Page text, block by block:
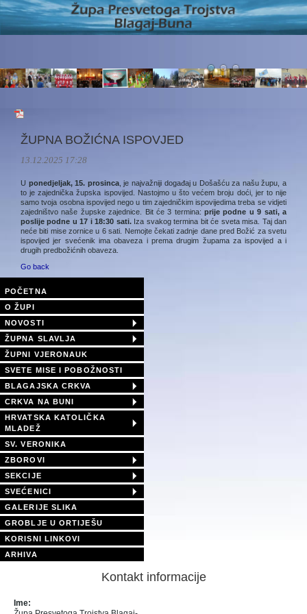
ŽUPNA BOŽIĆNA ISPOVJED
13.12.2025 17:28
U ponedjeljak, 15. prosinca, je najvažniji događaj u Došašću za našu župu, a
to je zajednička župska ispovijed. Nastojmo u što većem broju doći, jer to nije
samo tvoja osobna ispovijed nego u tim zajedničkim ispovijedima treba se vidjeti
zajedništvo naše župske zajednice. Bit će 3 termina:prije podne u 9 sati, a
poslije podne u 17 i 18:30 sati. Iza svakog termina bit će sveta misa. Taj dan
neće biti mise zornice u 6 sati. Nemojte čekati zadnje dane pred Božić za svetu
ispovijed jer svećenik ima obaveza i prema drugim župama za ispovijed a i
drugih predbožićnih obaveza.
Go back
POČETNA
O ŽUPI
NOVOSTI
ŽUPNA SLAVLJA
ŽUPNI VJERONAUK
SVETE MISE I POBOŽNOSTI
BLAGAJSKA CRKVA
CRKVA NA BUNI
HRVATSKA KATOLIČKA
MLADEŽ
SV. VERONIKA
ZBOROVI
SEKCIJE
SVEĆENICI
GALERIJE SLIKA
GROBLJE U ORTIJEŠU
KORISNI LINKOVI
ARHIVA
Kontakt informacije
Ime: